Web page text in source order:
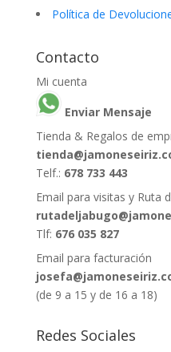
Política de
Contacto
Mi cuenta
Enviar Mensaje
Tienda & Regalos de
Telf.: 678 733 443
Email para visitas y Ruta
Tlf: 676 035 827
Email para facturación
(de 9 a 15 y de 16 a 18)
Redes Sociales